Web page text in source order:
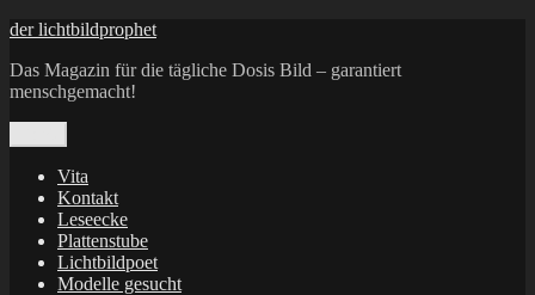
Zum
springen
der lichtbildprophet
Das Magazin für die tägliche Dosis Bild – garantiert
menschgemacht!
Vita
Kontakt
Leseecke
Plattenstube
Lichtbildpoet
Modelle gesucht